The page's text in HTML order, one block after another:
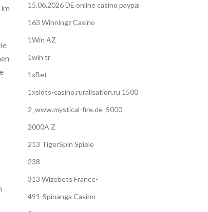
15.06.2026 DE online casino paypal
163 Winningz Casino
1Win AZ
1win tr
1xBet
1xslots-casino.ruralisation.ru 1500
2_www.mystical-fire.de_5000
2000A Z
213 TigerSpin Spiele
238
313 Wizebets France-
491-Spinanga Casino